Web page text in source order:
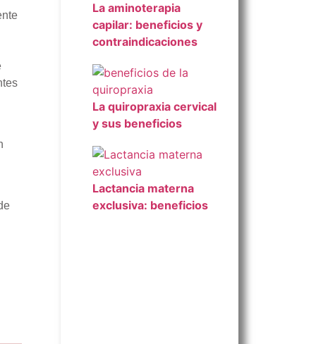
La aminoterapia
capilar: beneficios y
contraindicaciones
La quiropraxia cervical
y sus beneficios
Lactancia materna
exclusiva: beneficios